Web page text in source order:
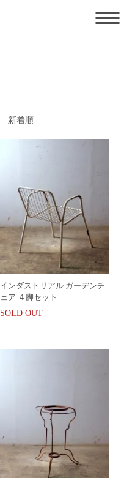
新着順
インダストリアル ガーデンチ
ェア ４脚セット
SOLD OUT